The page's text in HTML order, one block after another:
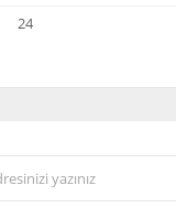
24